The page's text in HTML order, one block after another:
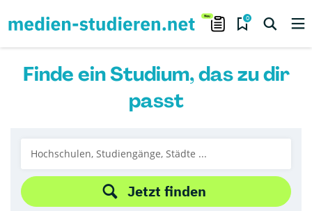
0
Finde ein Studium, das zu dir
passt
Jetzt finden